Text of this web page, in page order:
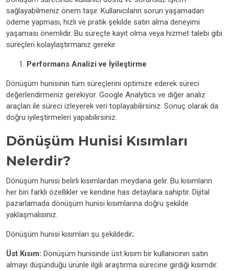
sağlayabilmeniz önem taşır. Kullanıcıların sorun yaşamadan
ödeme yapması, hızlı ve pratik şekilde satın alma deneyimi
yaşaması önemlidir. Bu süreçte kayıt olma veya hizmet talebi gibi
süreçleri kolaylaştırmanız gerekir.
Performans Analizi ve İyileştirme
Dönüşüm hunisinin tüm süreçlerini optimize ederek süreci
değerlendirmeniz gerekiyor. Google Analytics ve diğer analiz
araçları ile süreci izleyerek veri toplayabilirsiniz. Sonuç olarak da
doğru iyileştirmeleri yapabilirsiniz.
Dönüşüm Hunisi Kısımları
Nelerdir?
Dönüşüm hunisi belirli kısımlardan meydana gelir. Bu kısımların
her biri farklı özellikler ve kendine has detaylara sahiptir. Dijital
pazarlamada dönüşüm hunisi kısımlarına doğru şekilde
yaklaşmalısınız.
Dönüşüm hunisi kısımları şu şekildedir;
Üst Kısım: Dönüşüm hunisinde üst kısım bir kullanıcının satın
almayı düşündüğü ürünle ilgili araştırma sürecine girdiği kısımdır.